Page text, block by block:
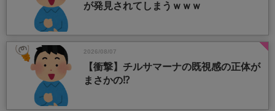
が発見されてしまうｗｗｗ
2026/08/07
【衝撃】チルサマーナの既視感の正体が
まさかの⁉️